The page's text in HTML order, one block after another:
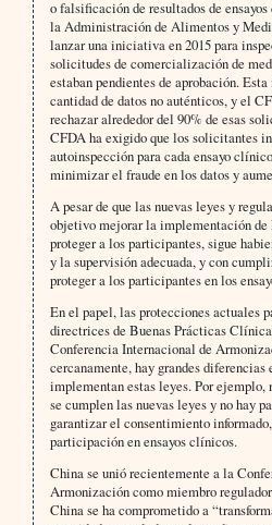
o falsificación de resultados de
la Administración de Alimentos y
lanzar una iniciativa en 2015 para
solicitudes de comercialización de
estaban pendientes de aprobación.
cantidad de datos no auténticos, y el
rechazar alrededor del 90% de esas
CFDA ha exigido que los solicitantes
autoinspección para cada ensayo
minimizar el fraude en los datos y
A pesar de que las nuevas leyes y
objetivo mejorar la implementación de
proteger a los participantes, sigue
y la supervisión adecuada, y con
proteger a los participantes en los
En el papel, las protecciones actuales
directrices de Buenas Prácticas
Conferencia Internacional de
cercanamente, hay grandes diferencias
implementan estas leyes. Por ejemplo,
se cumplen las nuevas leyes y no hay
garantizar el consentimiento
participación en ensayos clínicos.
China se unió recientemente a la
Armonización como miembro
China se ha comprometido a